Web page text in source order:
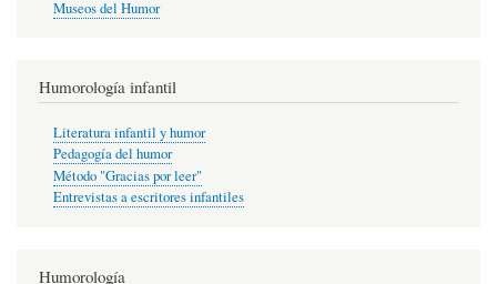
Museos del Humor
Humorología infantil
Literatura infantil y humor
Pedagogía del humor
Método "Gracias por leer"
Entrevistas a escritores infantiles
Humorología